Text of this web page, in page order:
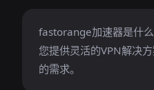
fastorange加速器是什
您提供灵活的VPN解决
的需求。